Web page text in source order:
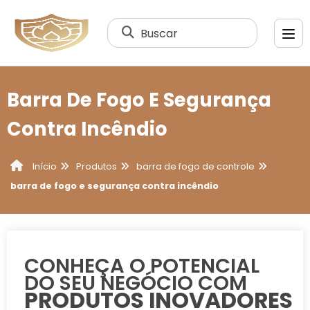
Buscar
Barra De Fogo E Segurança
Contra Incêndio
Início Produtos
barra de fogo de controle
barra de fogo e segurança contra incêndio
CONHEÇA O POTENCIAL
DO SEU NEGÓCIO COM
PRODUTOS INOVADORES